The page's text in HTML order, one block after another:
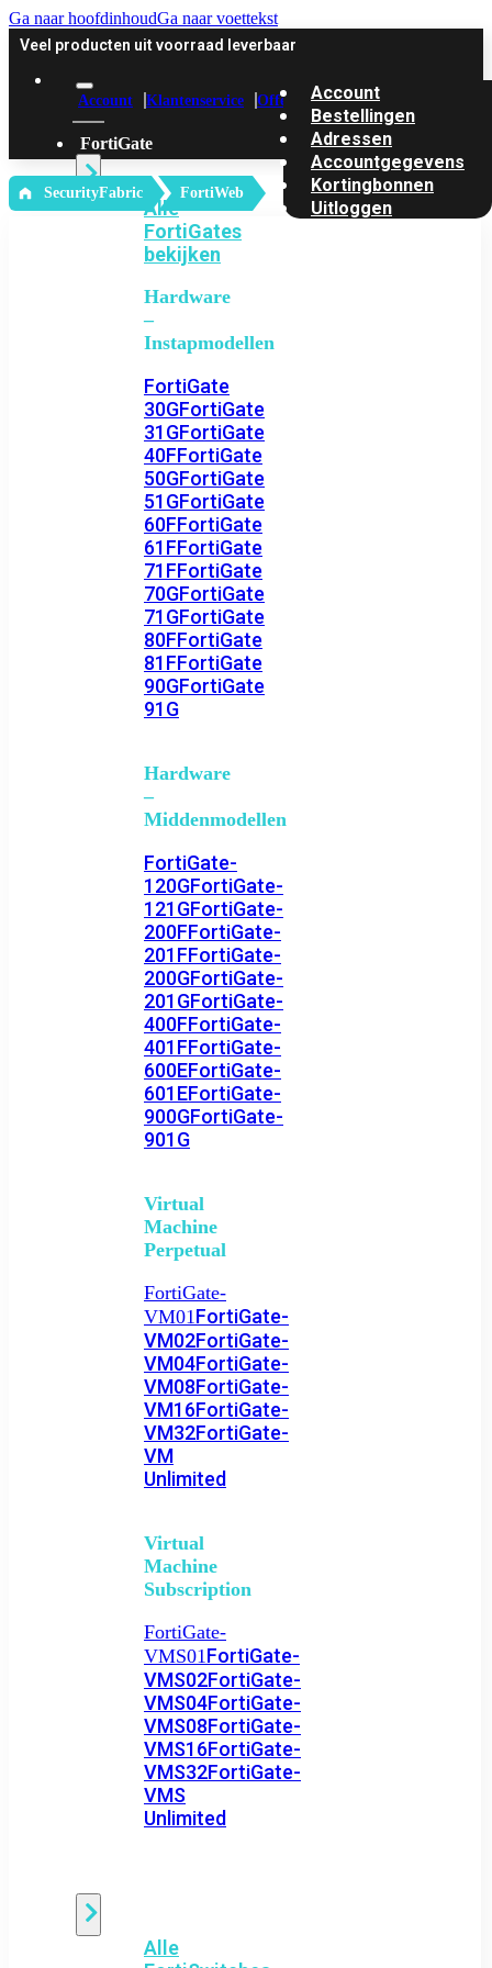
Ga naar hoofdinhoudGa naar voettekst
Veel producten uit voorraad leverbaar
Account Klantenservice Offerte
FortiGate
Alle
FortiGates
bekijken
Hardware
–
Instapmodellen
FortiGate
30GFortiGate
31GFortiGate
40FFortiGate
50GFortiGate
51GFortiGate
60FFortiGate
61FFortiGate
71FFortiGate
70GFortiGate
71GFortiGate
80FFortiGate
81FFortiGate
90GFortiGate
91G
Hardware
–
Middenmodellen
FortiGate-
120GFortiGate-
121GFortiGate-
200FFortiGate-
201FFortiGate-
200GFortiGate-
201GFortiGate-
400FFortiGate-
401FFortiGate-
600EFortiGate-
601EFortiGate-
900GFortiGate-
901G
Virtual
Machine
Perpetual
FortiGate-
VM01FortiGate-
VM02FortiGate-
VM04FortiGate-
VM08FortiGate-
VM16FortiGate-
VM32FortiGate-
VM
Unlimited
Virtual
Machine
Subscription
FortiGate-
VMS01FortiGate-
VMS02FortiGate-
VMS04FortiGate-
VMS08FortiGate-
VMS16FortiGate-
VMS32FortiGate-
VMS
Unlimited
Alle
Account
Bestellingen
Adressen
Accountgegevens
Kortingbonnen
Uitloggen
‎ SecurityFabric FortiWeb